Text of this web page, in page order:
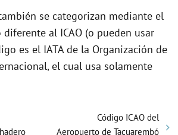
se categorizan mediante el
al ICAO (o pueden usar
es el IATA de la Organización de
el cual usa solamente
Código ICAO del
Aeropuerto de Tacuarembó